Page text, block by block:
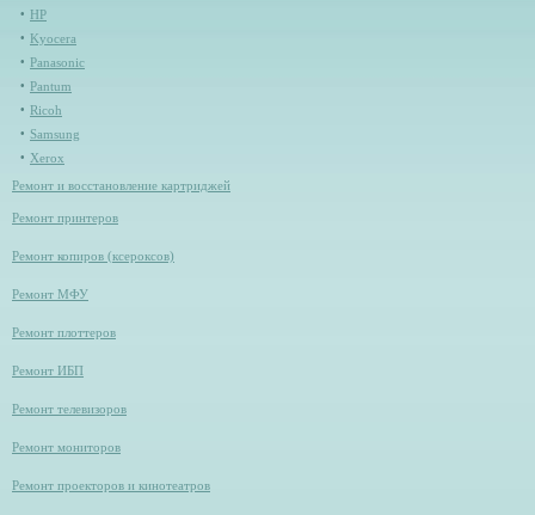
HP
Kyocera
Panasonic
Pantum
Ricoh
Samsung
Xerox
Ремонт и восстановление картриджей
Ремонт принтеров
Ремонт копиров (ксероксов)
Ремонт МФУ
Ремонт плоттеров
Ремонт ИБП
Ремонт телевизоров
Ремонт мониторов
Ремонт проекторов и кинотеатров